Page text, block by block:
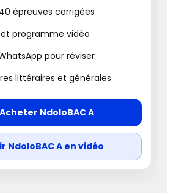
épreuves corrigées
programme vidéo
pour réviser
littéraires et générales
Acheter NdoloBAC A
NdoloBAC A en vidéo